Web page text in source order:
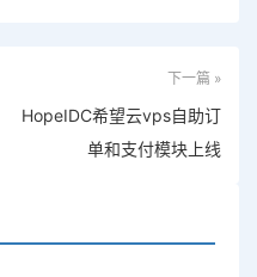
下一篇 »
HopeIDC希望云vps自助订
单和支付模块上线